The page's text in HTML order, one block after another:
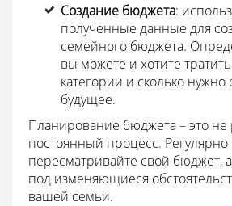
Создание бюджета:
полученные данные для
семейного бюджета.
вы можете и хотите
категории и сколько нужно
будущее.
Планирование бюджета – это не
постоянный процесс. Регулярно
пересматривайте свой бюджет,
под изменяющиеся
вашей семьи.